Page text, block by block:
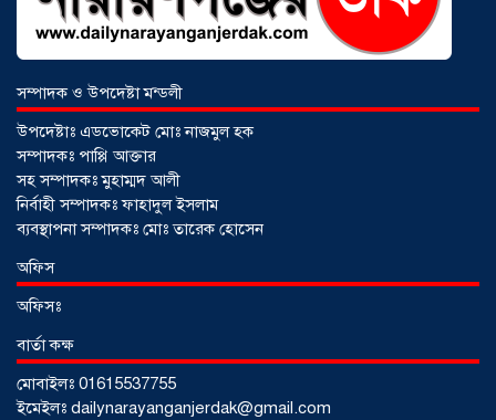
হেরোইনসহ যুবক গ্রেপ্তার
০৩ আগস্ট ২০২৬
আড়াইহাজারে জেলেদের জালে উঠে এলো
সম্পাদক ও উপদেষ্টা মন্ডলী
উপদেষ্টাঃ এডভোকেট মোঃ নাজমুল হক
সম্পাদকঃ পাপ্পি আক্তার
সহ সম্পাদকঃ মুহাম্মদ আলী
নির্বাহী সম্পাদকঃ ফাহাদুল ইসলাম
ব্যবস্থাপনা সম্পাদকঃ মোঃ তারেক হোসেন
অফিস
অফিসঃ
বার্তা কক্ষ
মোবাইলঃ 01615537755
ইমেইলঃ dailynarayanganjerdak@gmail.com